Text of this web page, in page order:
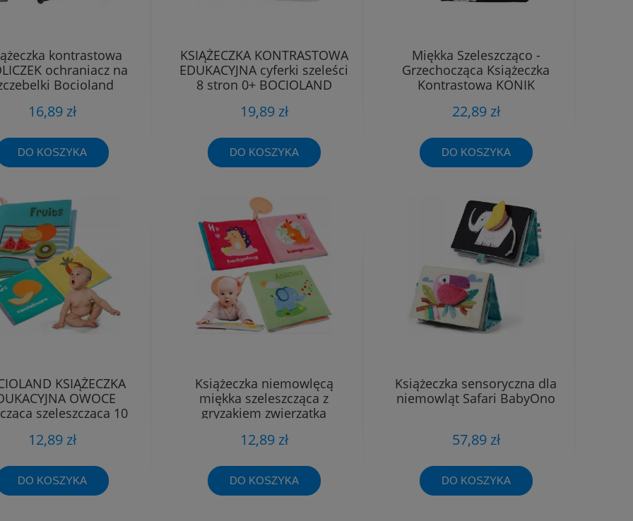
kontrastowa
ochraniacz na
Bocioland
16,89 zł
DO KOSZYKA
KSIĄŻECZKA KONTRASTOWA
EDUKACYJNA cyferki szeleści
8 stron 0+ BOCIOLAND
19,89 zł
DO KOSZYKA
Miękka Szeleszcząco -
Grzechocząca Książeczka
Kontrastowa KONIK
22,89 zł
DO KOSZYKA
KSIĄŻECZKA
OWOCE
szeleszcząca 10
12,89 zł
DO KOSZYKA
Książeczka niemowlęcą
miękka szeleszcząca z
gryzakiem zwierzątka
12,89 zł
DO KOSZYKA
Książeczka sensoryczna dla
niemowląt Safari BabyOno
57,89 zł
DO KOSZYKA